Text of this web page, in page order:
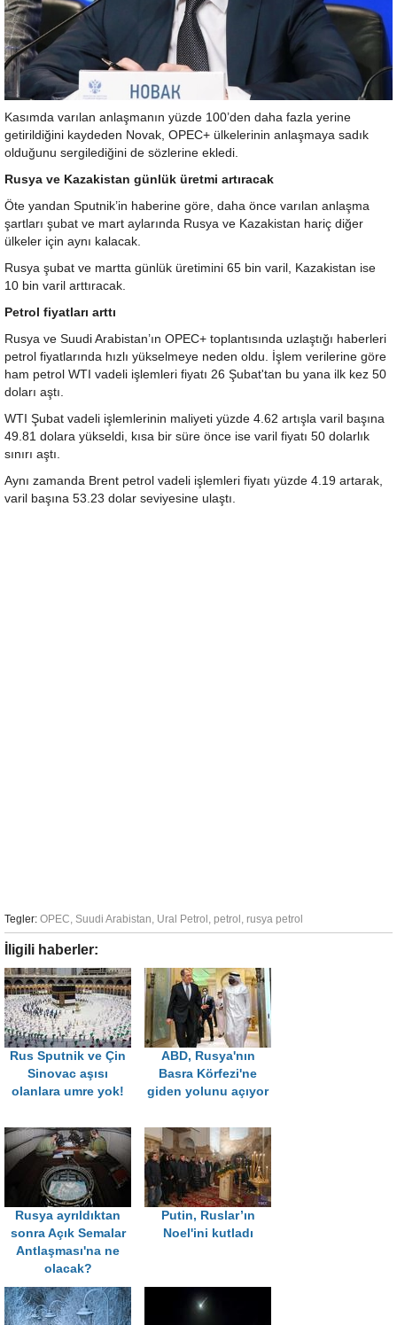
Kasımda varılan anlaşmanın yüzde 100’den daha fazla yerine
getirildiğini kaydeden Novak, OPEC+ ülkelerinin anlaşmaya sadık
olduğunu sergilediğini de sözlerine ekledi.
Rusya ve Kazakistan günlük üretmi artıracak
Öte yandan Sputnik’in haberine göre, daha önce varılan anlaşma
şartları şubat ve mart aylarında Rusya ve Kazakistan hariç diğer
ülkeler için aynı kalacak.
Rusya şubat ve martta günlük üretimini 65 bin varil, Kazakistan ise
10 bin varil arttıracak.
Petrol fiyatları arttı
Rusya ve Suudi Arabistan’ın OPEC+ toplantısında uzlaştığı haberleri
petrol fiyatlarında hızlı yükselmeye neden oldu. İşlem verilerine göre
ham petrol WTI vadeli işlemleri fiyatı 26 Şubat'tan bu yana ilk kez 50
doları aştı.
WTI Şubat vadeli işlemlerinin maliyeti yüzde 4.62 artışla varil başına
49.81 dolara yükseldi, kısa bir süre önce ise varil fiyatı 50 dolarlık
sınırı aştı.
Aynı zamanda Brent petrol vadeli işlemleri fiyatı yüzde 4.19 artarak,
varil başına 53.23 dolar seviyesine ulaştı.
Tegler: OPEC Suudi Arabistan Ural Petrol petrol rusya petrol
İligili haberler:
Rus Sputnik ve Çin
Sinovac aşısı
olanlara umre yok!
ABD, Rusya'nın
Basra Körfezi'ne
giden yolunu açıyor
Rusya ayrıldıktan
sonra Açık Semalar
Antlaşması'na ne
olacak?
Putin, Ruslar’ın
Noel'ini kutladı